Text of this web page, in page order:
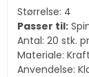
Størrelse: 4
Passer til:
Antal: 20 stk.
Materiale:
Anvendelse: